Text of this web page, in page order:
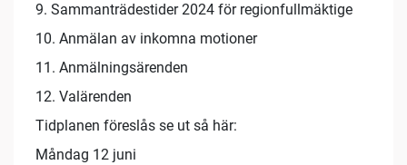
9. Sammanträdestider 2024 för regionfullmäktige
10. Anmälan av inkomna motioner
11. Anmälningsärenden
12. Valärenden
Tidplanen föreslås se ut så här:
Måndag 12 juni